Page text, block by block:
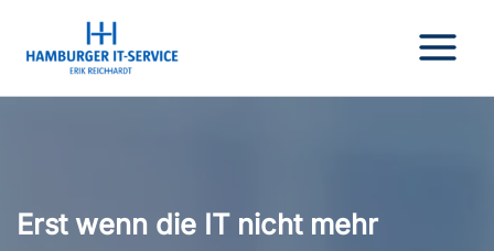
springen
Erst wenn die IT nicht mehr